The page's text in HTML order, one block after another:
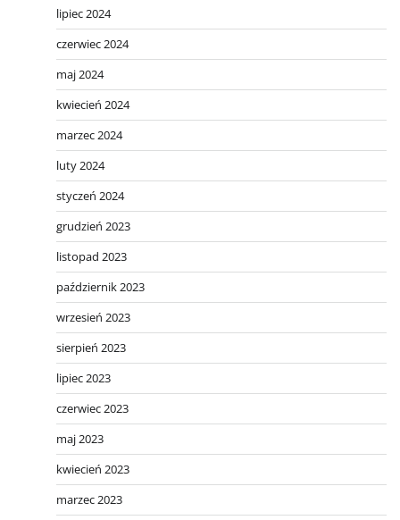
lipiec 2024
czerwiec 2024
maj 2024
kwiecień 2024
marzec 2024
luty 2024
styczeń 2024
grudzień 2023
listopad 2023
październik 2023
wrzesień 2023
sierpień 2023
lipiec 2023
czerwiec 2023
maj 2023
kwiecień 2023
marzec 2023